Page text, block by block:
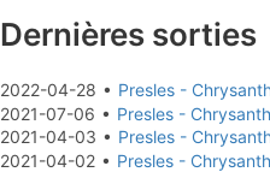
Dernières sorties
2022-04-28 • Presles -
2021-07-06 • Presles -
2021-04-03 • Presles -
2021-04-02 • Presles -